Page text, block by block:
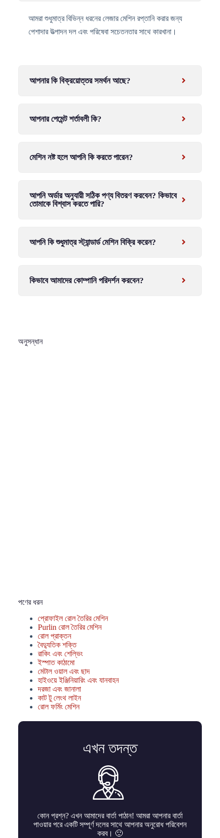
আমরা শুধুমাত্র বিভিন্ন ধরনের লেজার মেশিন রপ্তানি করার জন্য
পেশাদার উত্পাদন দল এবং পরিষেবা সচেতনতার সাথে কারখানা।
আপনার কি বিক্রয়োত্তর সমর্থন আছে?
আপনার পেমেন্ট শর্তাবলী কি?
মেশিন নষ্ট হলে আপনি কি করতে পারেন?
আপনি অর্ডার অনুযায়ী সঠিক পণ্য বিতরণ করবেন? কিভাবে
তোমাকে বিশ্বাস করতে পারি?
আপনি কি শুধুমাত্র স্ট্যান্ডার্ড মেশিন বিক্রি করেন?
কিভাবে আমাদের কোম্পানি পরিদর্শন করবেন?
অনুসন্ধান
পণের ধরন
প্রোফাইল রোল তৈরির মেশিন
Purlin রোল তৈরির মেশিন
রোল প্রাক্তন
বৈদ্যুতিক শক্তি
রাকিং এবং শেল্ভিং
ইস্পাত কাঠামো
মেটাল ওয়াল এবং ছাদ
হাইওয়ে ইঞ্জিনিয়ারিং এবং যানবাহন
দরজা এবং জানালা
কাট টু লেংথ লাইন
রোল ফর্মিং মেশিন
এখন তদন্ত
কোন প্রশ্ন? এখন আমাদের বার্তা পাঠান! আমরা আপনার বার্তা
পাওয়ার পরে একটি সম্পূর্ণ দলের সাথে আপনার অনুরোধ পরিবেশন
করব। 🙂